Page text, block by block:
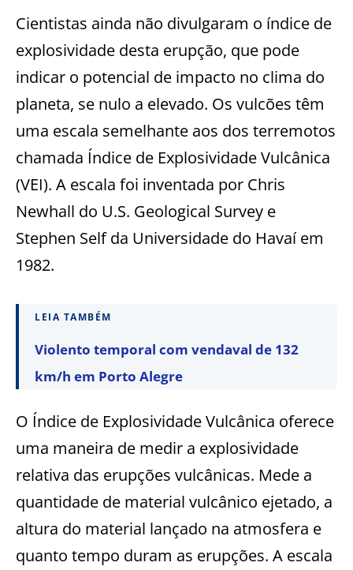
Cientistas ainda não divulgaram o índice de
explosividade desta erupção, que pode
indicar o potencial de impacto no clima do
planeta, se nulo a elevado. Os vulcões têm
uma escala semelhante aos dos terremotos
chamada Índice de Explosividade Vulcânica
(VEI). A escala foi inventada por Chris
Newhall do U.S. Geological Survey e
Stephen Self da Universidade do Havaí em
1982.
LEIA TAMBÉM
Violento temporal com vendaval de 132
km/h em Porto Alegre
O Índice de Explosividade Vulcânica oferece
uma maneira de medir a explosividade
relativa das erupções vulcânicas. Mede a
quantidade de material vulcânico ejetado, a
altura do material lançado na atmosfera e
quanto tempo duram as erupções. A escala